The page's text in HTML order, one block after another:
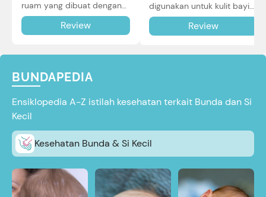
ruam yang dibuat dengan
teknologi Air Through
Technology.Review
digunakan untuk kulit bayi
baru lahir bahkan kulit
sensitif sekalipun. Simak
Review
BUNDAPEDIA
Ensiklopedia A-Z istilah kesehatan terkait Bunda dan Si
Kecil
Kesehatan Bunda & Si Kecil